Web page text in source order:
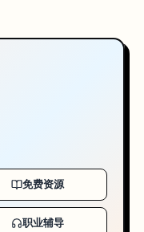
免费资源
职业辅导